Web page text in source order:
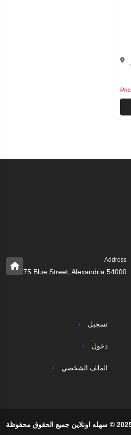
,
Address
75 Blue Street, Alexandria 54000
تسجيل
دخول
الملف الشخصي